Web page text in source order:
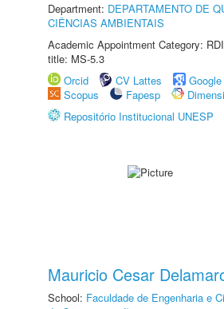
Department: DEPARTAMENTO DE
CIÊNCIAS AMBIENTAIS
Academic Appointment Category:
title: MS-5.3
Orcid
CV Lattes
Scopus
Fapesp
Repositório Institucional UNESP
Mauricio Cesar
School: Faculdade de Engenharia e